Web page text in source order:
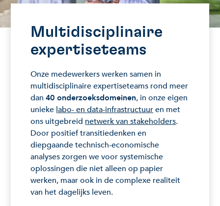
Multidisciplinaire
expertiseteams
Onze medewerkers werken samen in
multidisciplinaire expertiseteams rond meer
dan40 onderzoeksdomeinen, in onze eigen
unieke labo- en data-infrastructuuren met
ons uitgebreid netwerk van stakeholders.
Door positief transitiedenken en
diepgaande technisch-economische
analyses zorgen we voor systemische
oplossingen die niet alleen op papier
werken, maar ook in de complexe realiteit
van het dagelijks leven.